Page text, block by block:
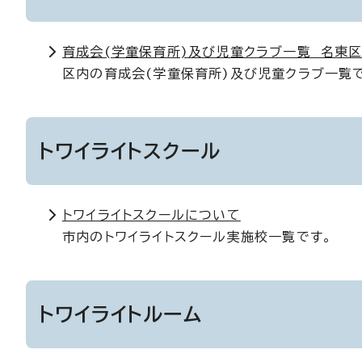
育成会(学童保育所)及び児童クラブ一覧 名東区
区内の育成会(学童保育所)及び児童クラブ一覧で
トワイライトスクール
トワイライトスクールについて
市内のトワイライトスクール実施校一覧です。
トワイライトルーム